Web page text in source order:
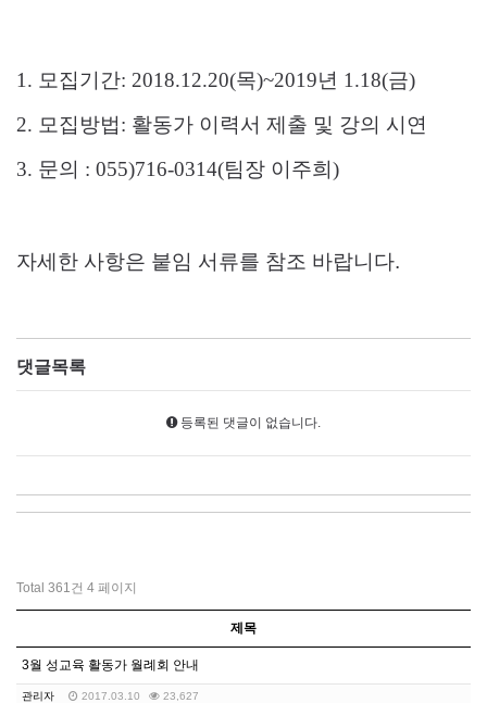
1. 모집기간: 2018.12.20(목)~2019년 1.18(금)
2. 모집방법: 활동가 이력서 제출 및 강의 시연
3. 문의 : 055)716-0314(팀장 이주희)
자세한 사항은 붙임 서류를 참조 바랍니다.
댓글목록
등록된 댓글이 없습니다.
Total 361건 4 페이지
제목
3월 성교육 활동가 월례회 안내
관리자 2017.03.10 23,627